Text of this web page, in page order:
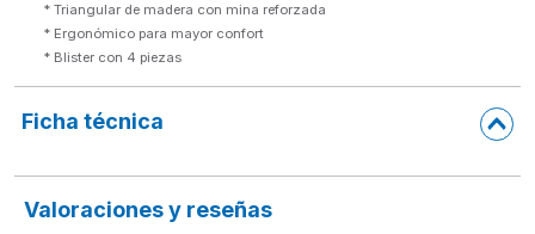
* Triangular de madera con mina reforzada
* Ergonómico para mayor confort
* Blister con 4 piezas
Ficha técnica
Valoraciones y reseñas